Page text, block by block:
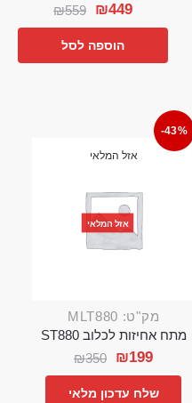
₪559 ₪449
הוספה לסל
-43%
אזל המלאי
אזל המלאי
מק"ט: MLT880
מתח אחיזות לכלוב ST880
₪350 ₪199
שלח עדכון מלאי